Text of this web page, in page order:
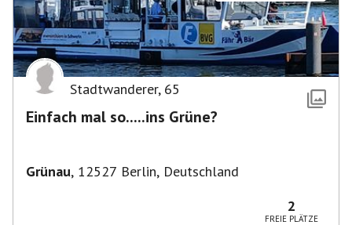
Stadtwanderer, 65
Einfach mal so.....ins Grüne?
Grünau, 12527 Berlin, Deutschland
2
FREIE PLÄTZE